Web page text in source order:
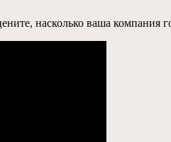
насколько ваша компания